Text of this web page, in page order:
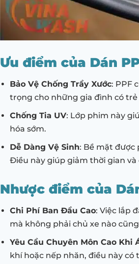
Ưu điểm của Dán
Bảo Vệ Chống Trầy Xước: PPF
trọng cho những gia đình có
Chống Tia UV: Lớp phim này
hóa sớm.
Dễ Dàng Vệ Sinh: Bề mặt được
Điều này giúp giảm thời gian
Nhược điểm của
Chi Phí Ban Đầu Cao: Việc lắp
mà không phải chủ xe nào
Yêu Cầu Chuyên Môn Cao Khi
khí hoặc nếp nhăn, điều này